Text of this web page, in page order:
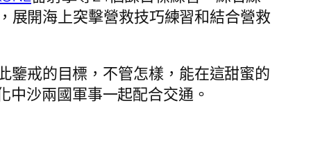
展開海上突擊營救技巧練習和結合營救
鑒戒的目標，不管怎樣，能在這甜蜜的
沙兩國軍事一起配合交通。